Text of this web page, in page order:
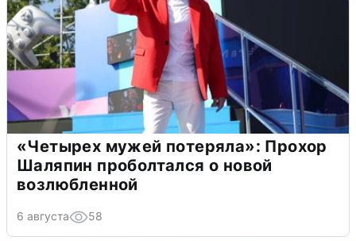
«Четырех мужей потеряла»: Прохор
Шаляпин проболтался о новой
возлюбленной
6 августа 58